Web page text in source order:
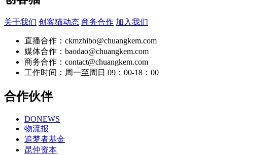
关于我们 创客猫动态 商务合作 加入我们
直播合作：ckmzhibo@chuangkem.com
媒体合作：baodao@chuangkem.com
商务合作：contact@chuangkem.com
工作时间：周一至周日 09：00-18：00
合作伙伴
DONEWS
物流报
追梦者基金
昆仲资本